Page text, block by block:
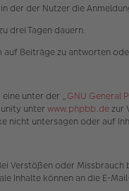
der der Nutzer die
drei Tagen dauern.
Beiträge zu antworten
unter der „GNU General
unter www.phpbb.dezur
nicht untersagen oder auf
Verstößen oder
Inhalte können an die E-